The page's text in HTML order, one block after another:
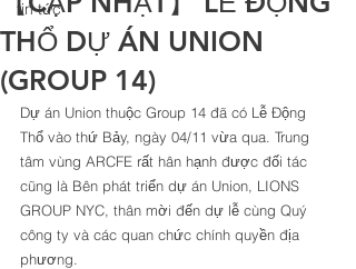
tin tức
THỔ DỰ ÁN UNION
(GROUP 14)
Dự án Union thuộc Group 14 đã có Lễ Động
Thổ vào thứ Bảy, ngày 04/11 vừa qua. Trung
tâm vùng ARCFE rất hân hạnh được đối tác
cũng là Bên phát triển dự án Union, LIONS
GROUP NYC, thân mời đến dự lễ cùng Quý
công ty và các quan chức chính quyền địa
phương.